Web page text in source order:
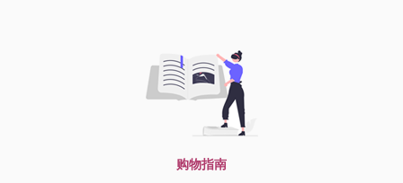
购物指南